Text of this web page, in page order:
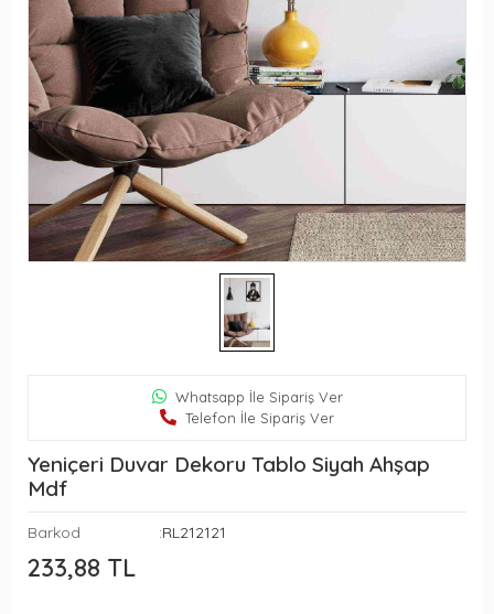
Whatsapp İle Sipariş Ver
Telefon İle Sipariş Ver
Yeniçeri Duvar Dekoru Tablo Siyah Ahşap
Mdf
Barkod :RL212121
233,88 TL